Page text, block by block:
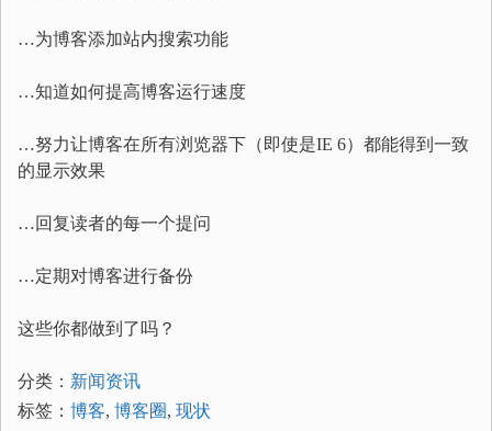
…为博客添加站内搜索功能
…知道如何提高博客运行速度
…努力让博客在所有浏览器下（即使是IE 6）都能得到一致
的显示效果
…回复读者的每一个提问
…定期对博客进行备份
这些你都做到了吗？
分类： 新闻资讯
标签： 博客, 博客圈, 现状